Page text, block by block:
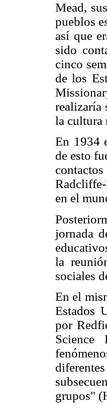
Mead,
pueblos
así que
sido
cinco
de los
realizaría
la cultura
En 1934
de esto
en el
jornada
la
sociales
En el
Estados
por
Science
grupos"